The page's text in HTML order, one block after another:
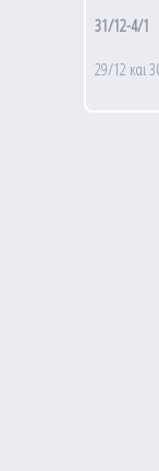
31/12-4/1
29/12 και